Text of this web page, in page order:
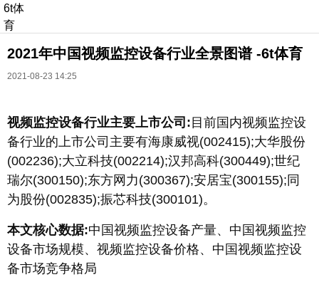
6t体
育
2021年中国视频监控设备行业全景图谱 -6t体育
2021-08-23 14:25
视频监控设备行业主要上市公司: 目前国内视频监控设
备行业的上市公司主要有海康威视(002415);大华股份
(002236);大立科技(002214);汉邦高科(300449);世纪
瑞尔(300150);东方网力(300367);安居宝(300155);同
为股份(002835);振芯科技(300101)。
本文核心数据:中国视频监控设备产量、中国视频监控
设备市场规模、视频监控设备价格、中国视频监控设
备市场竞争格局
长按识别二维码
进入ofweek阅读全文